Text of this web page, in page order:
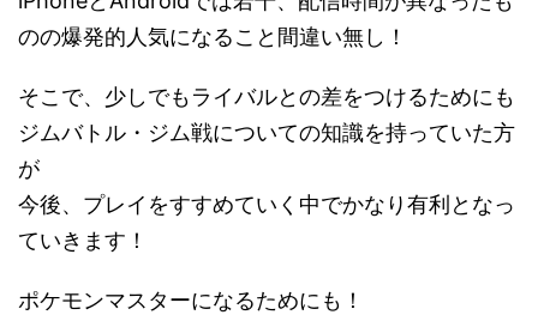
のの爆発的人気になること間違い無し！
そこで、少しでもライバルとの差をつけるためにも
ジムバトル・ジム戦についての知識を持っていた方
が
今後、プレイをすすめていく中でかなり有利となっ
ていきます！
ポケモンマスターになるためにも！